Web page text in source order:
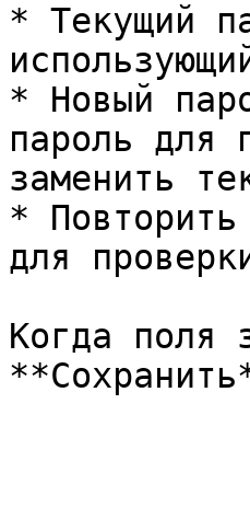
* Текущий
* Новый
пароль для
заменить
*
для
Когда поля